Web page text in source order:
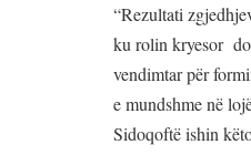
“Rezultati
ku rolin kryesor do
vendimtar për
e mundshme në
Sidoqoftë ishin